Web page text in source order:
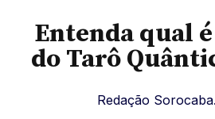
Entenda qual
do Tarô
Redação